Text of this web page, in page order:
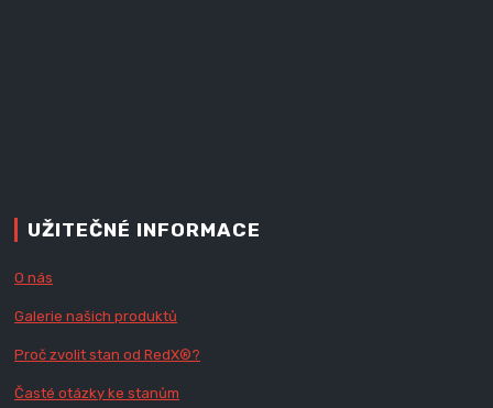
UŽITEČNÉ INFORMACE
O nás
Galerie našich produktů
Proč zvolit stan od RedX®?
Časté otázky ke stanům